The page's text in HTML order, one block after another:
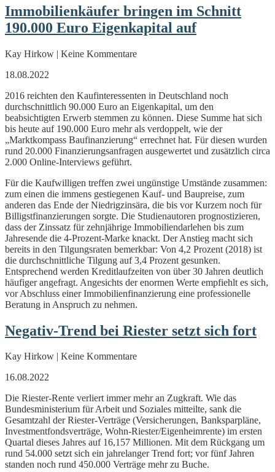
Immobilienkäufer bringen im Schnitt
190.000 Euro Eigenkapital auf
Kay Hirkow | Keine Kommentare
18.08.2022
2016 reichten den Kaufinteressenten in Deutschland noch
durchschnittlich 90.000 Euro an Eigenkapital, um den
beabsichtigten Erwerb stemmen zu können. Diese Summe hat sich
bis heute auf 190.000 Euro mehr als verdoppelt, wie der
„Marktkompass Baufinanzierung“ errechnet hat. Für diesen wurden
rund 20.000 Finanzierungsanfragen ausgewertet und zusätzlich circa
2.000 Online-Interviews geführt.
Für die Kaufwilligen treffen zwei ungünstige Umstände zusammen:
zum einen die immens gestiegenen Kauf- und Baupreise, zum
anderen das Ende der Niedrigzinsära, die bis vor Kurzem noch für
Billigstfinanzierungen sorgte. Die Studienautoren prognostizieren,
dass der Zinssatz für zehnjährige Immobiliendarlehen bis zum
Jahresende die 4-Prozent-Marke knackt. Der Anstieg macht sich
bereits in den Tilgungsraten bemerkbar: Von 4,2 Prozent (2018) ist
die durchschnittliche Tilgung auf 3,4 Prozent gesunken.
Entsprechend werden Kreditlaufzeiten von über 30 Jahren deutlich
häufiger angefragt. Angesichts der enormen Werte empfiehlt es sich,
vor Abschluss einer Immobilienfinanzierung eine professionelle
Beratung in Anspruch zu nehmen.
Negativ-Trend bei Riester setzt sich fort
Kay Hirkow | Keine Kommentare
16.08.2022
Die Riester-Rente verliert immer mehr an Zugkraft. Wie das
Bundesministerium für Arbeit und Soziales mitteilte, sank die
Gesamtzahl der Riester-Verträge (Versicherungen, Banksparpläne,
Investmentfondsverträge, Wohn-Riester/Eigenheimrente) im ersten
Quartal dieses Jahres auf 16,157 Millionen. Mit dem Rückgang um
rund 54.000 setzt sich ein jahrelanger Trend fort; vor fünf Jahren
standen noch rund 450.000 Verträge mehr zu Buche.